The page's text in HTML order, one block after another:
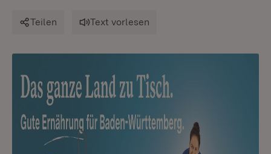
Teilen Text vorlesen